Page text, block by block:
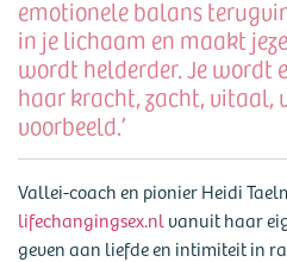
emotionele balans
in je lichaam en maakt
wordt helderder. Je wordt
haar kracht, zacht, vitaal,
voorbeeld.’
Vallei-coach en pionier Heidi
lifechangingsex.nl vanuit haar
geven aan liefde en intimiteit in